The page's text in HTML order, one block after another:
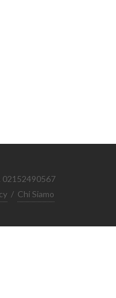
02152490567
/ Chi Siamo